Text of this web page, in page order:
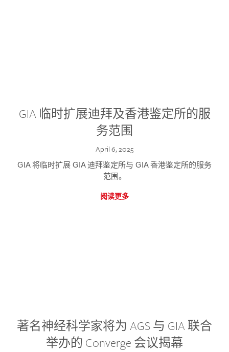
GIA 临时扩展迪拜及香港鉴定所的服
务范围
April 6, 2025
GIA 将临时扩展 GIA 迪拜鉴定所与 GIA 香港鉴定所的服务
范围。
阅读更多
著名神经科学家将为 AGS 与 GIA 联合
举办的 Converge 会议揭幕